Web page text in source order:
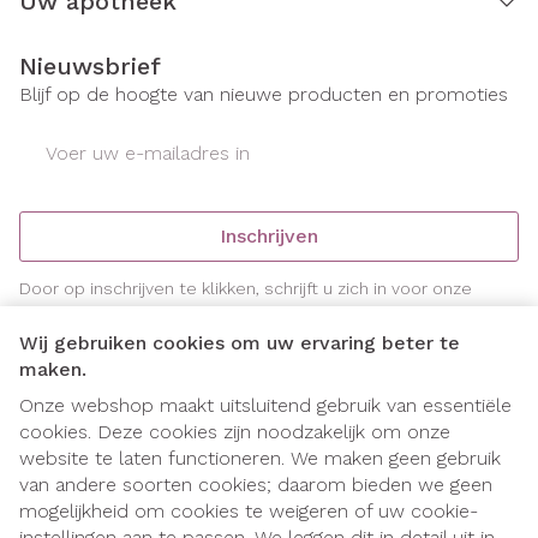
Wij gebruiken cookies om uw ervaring beter te
maken.
Onze webshop maakt uitsluitend gebruik van essentiële
cookies. Deze cookies zijn noodzakelijk om onze
website te laten functioneren. We maken geen gebruik
van andere soorten cookies; daarom bieden we geen
mogelijkheid om cookies te weigeren of uw cookie-
Nieuwsbrief
Blijf op de hoogte van nieuwe producten en promoties
Inschrijven
Door op inschrijven te klikken, schrijft u zich in voor onze
nieuwsbrief en gaat u akkoord met onzeprivacy policy.